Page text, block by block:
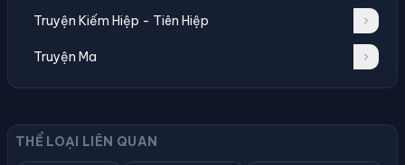
Truyện Kiếm Hiệp - Tiên Hiệp
Truyện Ma
THỂ LOẠI LIÊN QUAN